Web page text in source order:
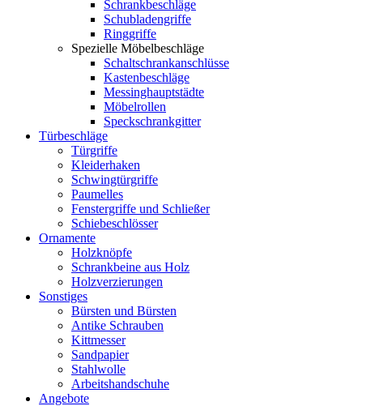
Schrankbeschläge
Schubladengriffe
Ringgriffe
Spezielle Möbelbeschläge
Schaltschrankanschlüsse
Kastenbeschläge
Messinghauptstädte
Möbelrollen
Speckschrankgitter
Türbeschläge
Türgriffe
Kleiderhaken
Schwingtürgriffe
Paumelles
Fenstergriffe und Schließer
Schiebeschlösser
Ornamente
Holzknöpfe
Schrankbeine aus Holz
Holzverzierungen
Sonstiges
Bürsten und Bürsten
Antike Schrauben
Kittmesser
Sandpapier
Stahlwolle
Arbeitshandschuhe
Angebote